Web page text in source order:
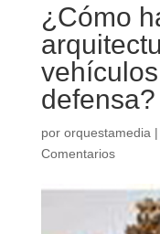
¿Cómo
defensa?
por orquestamedia |
Comentarios